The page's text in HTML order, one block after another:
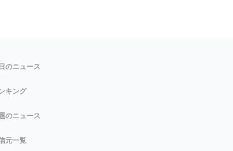
のニュース
キング
のニュース
元一覧